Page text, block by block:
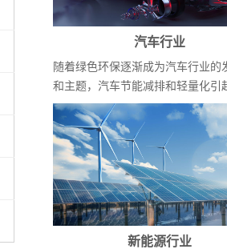
汽车行业
随着绿色环保逐渐成为汽车行业的
和主题，汽车节能减排和轻量化引
的广泛关...
新能源行业